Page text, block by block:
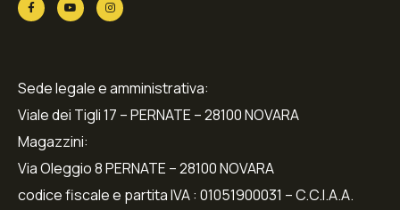
Sede legale e amministrativa:
Viale dei Tigli 17 – PERNATE – 28100 NOVARA
Magazzini:
Via Oleggio 8 PERNATE – 28100 NOVARA
codice fiscale e partita IVA : 01051900031 – C.C.I.A.A.